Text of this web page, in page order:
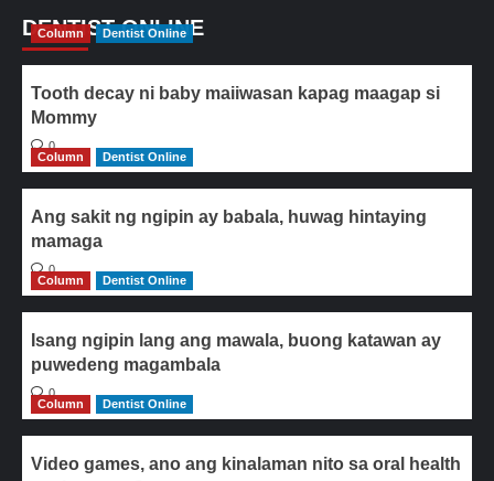
DENTIST ONLINE
Column Dentist Online
Tooth decay ni baby maiiwasan kapag maagap si
Mommy
0
Column
Dentist Online
Ang sakit ng ngipin ay babala, huwag hintaying
mamaga
0
Column
Dentist Online
Isang ngipin lang ang mawala, buong katawan ay
puwedeng magambala
0
Column
Dentist Online
Video games, ano ang kinalaman nito sa oral health